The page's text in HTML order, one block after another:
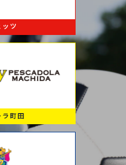
ツ
町田